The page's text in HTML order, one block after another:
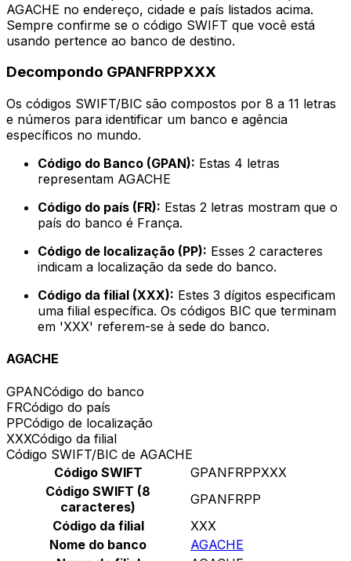
AGACHE no endereço, cidade e país listados acima.
Sempre confirme se o código SWIFT que você está
usando pertence ao banco de destino.
Decompondo GPANFRPPXXX
Os códigos SWIFT/BIC são compostos por 8 a 11 letras
e números para identificar um banco e agência
específicos no mundo.
Código do Banco (GPAN): Estas 4 letras
representam AGACHE
Código do país (FR): Estas 2 letras mostram que o
país do banco é França.
Código de localização (PP): Esses 2 caracteres
indicam a localização da sede do banco.
Código da filial (XXX): Estes 3 dígitos especificam
uma filial específica. Os códigos BIC que terminam
em 'XXX' referem-se à sede do banco.
AGACHE
GPANCódigo do banco
FRCódigo do país
PPCódigo de localização
XXXCódigo da filial
Código SWIFT/BIC de AGACHE
Código SWIFT
GPANFRPPXXX
Código SWIFT (8
caracteres)
GPANFRPP
Código da filial
XXX
Nome do banco
AGACHE